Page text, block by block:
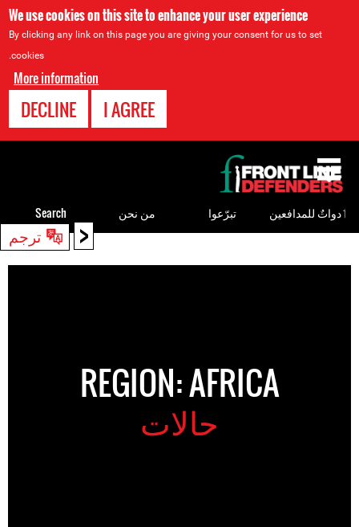
We use cookies on this site to enhance your user experience
By clicking any link on this page you are giving your consent for us to set
cookies.
More information
I AGREE
DECLINE
< ترجم
to
REGION: AFRICA
حالات
to
top
ٲدواتٌ للمدافعين تبرّعوا من نحن Search